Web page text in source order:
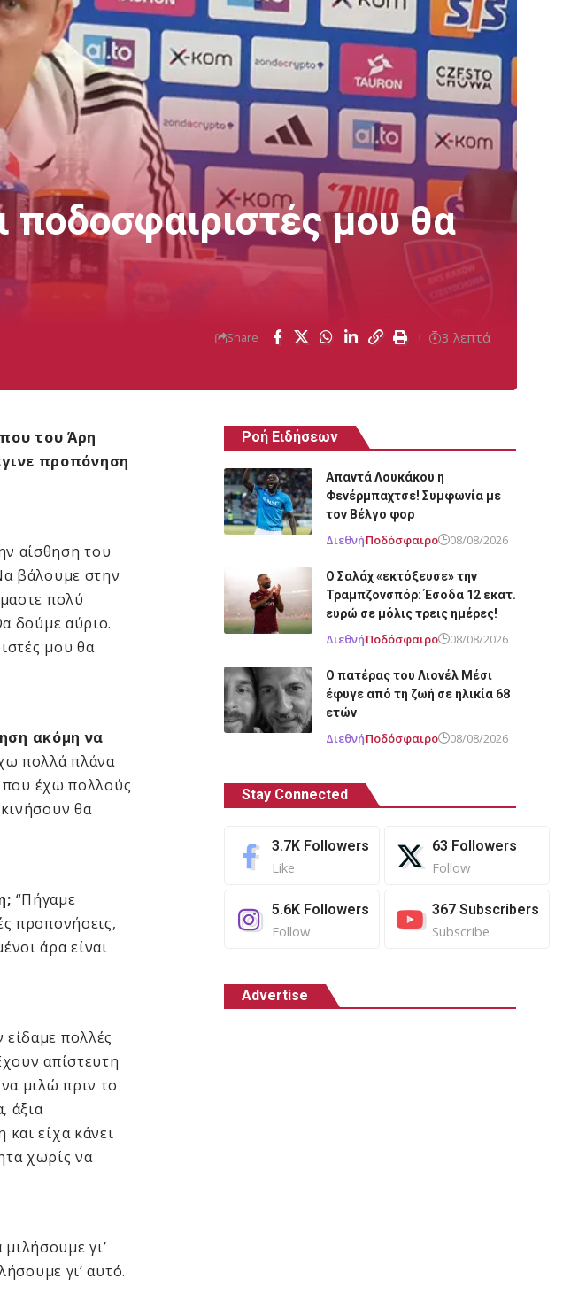
ποδοσφαιριστές μου θα
Share 3 λεπτά
του Άρη
προπόνηση
αίσθηση του
βάλουμε στην
πολύ
δούμε αύριο.
μου θα
ακόμη να
πολλά πλάνα
που έχω πολλούς
θα
“Πήγαμε
προπονήσεις,
άρα είναι
πολλές
απίστευτη
μιλώ πριν το
άξια
είχα κάνει
χωρίς να
γι’
γι’ αυτό.
Ροή Ειδήσεων
Απαντά Λουκάκου η
Φενέρμπαχτσε! Συμφωνία με
τον Βέλγο φορ
ΔιεθνήΠοδόσφαιρο 08/08/2026
Ο Σαλάχ «εκτόξευσε» την
Τραμπζονσπόρ: Έσοδα 12 εκατ.
ευρώ σε μόλις τρεις ημέρες!
ΔιεθνήΠοδόσφαιρο 08/08/2026
Ο πατέρας του Λιονέλ Μέσι
έφυγε από τη ζωή σε ηλικία 68
ετών
ΔιεθνήΠοδόσφαιρο 08/08/2026
Stay Connected
3.7K Followers
Like
63 Followers
Follow
5.6K Followers
Follow
367 Subscribers
Subscribe
Advertise